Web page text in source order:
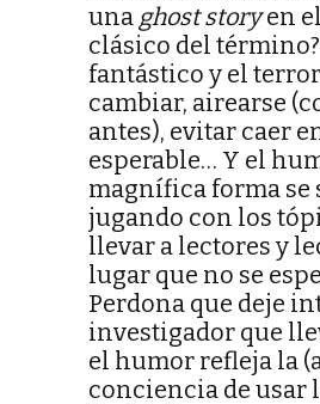
una ghost storyen
clásico del
fantástico y el
cambiar, airearse
antes), evitar caer
esperable… Y el
magnífica forma se
jugando con los
llevar a lectores y
lugar que no se
Perdona que deje
investigador que
el humor refleja la
conciencia de usar